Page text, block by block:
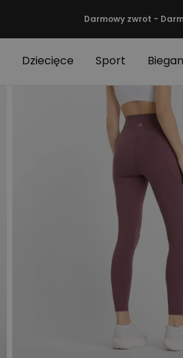
Darmowy zwrot -
Dziecięce Sport